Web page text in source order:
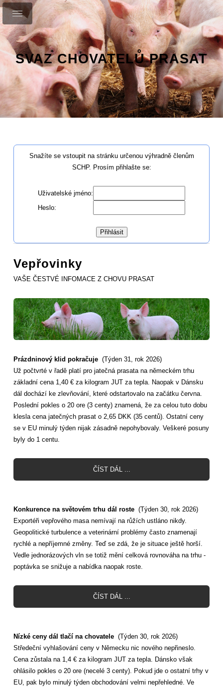
SVAZ CHOVATELŮ PRASAT
Snažíte se vstoupit na stránku určenou výhradně členům
SCHP. Prosím přihlašte se:
Uživatelské jméno:
Heslo:
Vepřovinky
VAŠE ČESTVÉ INFOMACE Z CHOVU PRASAT
Prázdninový klid pokračuje(Týden 31, rok 2026)
Už počtvrté v řadě platí pro jatečná prasata na německém trhu
základní cena 1,40 € za kilogram JUT za tepla. Naopak v Dánsku
dál dochází ke zlevňování, které odstartovalo na začátku června.
Poslední pokles o 20 ore (3 centy) znamená, že za celou tuto dobu
klesla cena jatečných prasat o 2,65 DKK (35 centů). Ostatní ceny
se v EU minulý týden nijak zásadně nepohybovaly. Veškeré posuny
byly do 1 centu.
ČÍST DÁL ...
Konkurence na světovém trhu dál roste(Týden 30, rok 2026)
Exportéři vepřového masa nemívají na růžích ustláno nikdy.
Geopolitické turbulence a veterinární problémy často znamenají
rychlé a nepříjemné změny. Teď se zdá, že je situace ještě horší.
Vedle jednorázových vln se totiž mění celková rovnováha na trhu -
poptávka se snižuje a nabídka naopak roste.
ČÍST DÁL ...
Nízké ceny dál tlačí na chovatele(Týden 30, rok 2026)
Středeční vyhlašování ceny v Německu nic nového nepřineslo.
Cena zůstala na 1,4 € za kilogram JUT za tepla. Dánsko však
ohlásilo pokles o 20 ore (necelé 3 centy). Pokud jde o ostatní trhy v
EU, pak bylo minulý týden obchodování velmi nepřehledné. Ve